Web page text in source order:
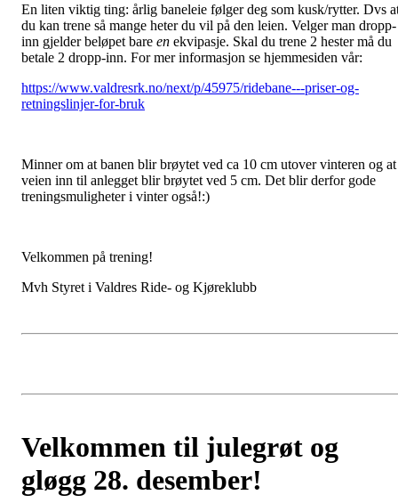
En liten viktig ting: årlig baneleie følger deg som kusk/rytter. Dvs
du kan trene så mange heter du vil på den leien. Velger man dropp-
inn gjelder beløpet bare en ekvipasje. Skal du trene 2 hester må du
betale 2 dropp-inn. For mer informasjon se hjemmesiden vår:
https://www.valdresrk.no/next/p/45975/ridebane---priser-og-
retningslinjer-for-bruk
Minner om at banen blir brøytet ved ca 10 cm utover vinteren og at
veien inn til anlegget blir brøytet ved 5 cm. Det blir derfor gode
treningsmuligheter i vinter også!:)
Velkommen på trening!
Mvh Styret i Valdres Ride- og Kjøreklubb
Velkommen til julegrøt og
gløgg 28. desember!